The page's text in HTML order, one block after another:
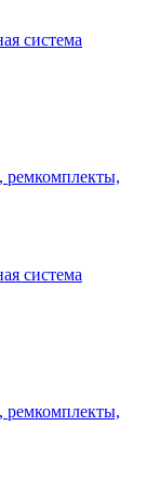
система
ремкомплекты,
система
ремкомплекты,